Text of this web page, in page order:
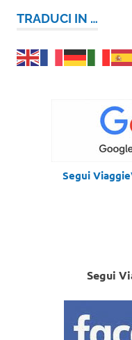
TRADUCI IN …
Segui
Segui